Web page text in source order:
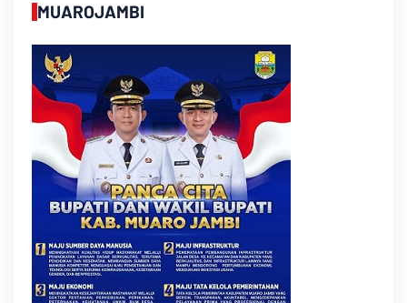
MUAROJAMBI